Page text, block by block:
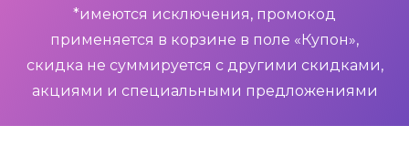
*имеются исключения, промокод
применяется в корзине в поле «Купон»,
скидка не суммируется с другими скидками,
акциями и специальными предложениями